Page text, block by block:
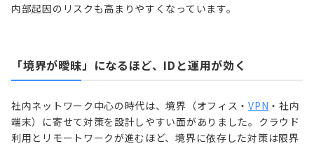
内部起因のリスクも高まりやすくなっています。
「境界が曖昧」になるほど、IDと運用が効く
社内ネットワーク中心の時代は、境界（オフィス・VPN ・社内
端末）に寄せて対策を設計しやすい面がありました。クラウド
利用とリモートワークが進むほど、境界に依存した対策は限界